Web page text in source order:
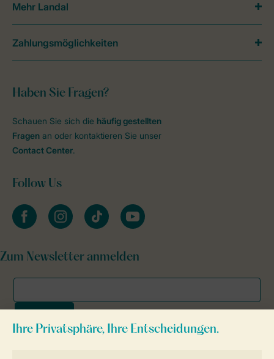
Haben Sie Fragen?
Schauen Sie sich die häufig gestellten
Fragen an oder kontaktieren Sie unser
Contact Center.
Follow Us
facebookinstagramtiktok youtube
Zum Newsletter anmelden
Mehr Landal
Zahlungsmöglichkeiten